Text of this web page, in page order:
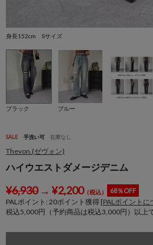
身長152cm Sサイズ
ブラック ブルー
SALE 手洗い可 在庫なし
Thevon.(ゼヴォン)
ハイウエストダメージデニム
¥6,930→ ¥2,200（税込） 68％OFF
PALポイント: 20ポイント獲得 [PALポイントに
税込5,000円（予約商品は税込3,000円）以上